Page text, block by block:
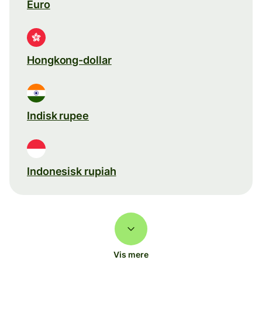
Euro
Hongkong-dollar
Indisk rupee
Indonesisk rupiah
Vis mere